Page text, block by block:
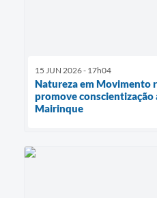
15 JUN 2026 - 17h04
Natureza em Movimento
promove conscientização
Mairinque